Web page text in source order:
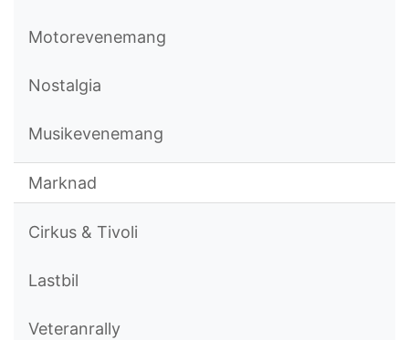
Motorevenemang
Nostalgia
Musikevenemang
Marknad
Cirkus & Tivoli
Lastbil
Veteranrally